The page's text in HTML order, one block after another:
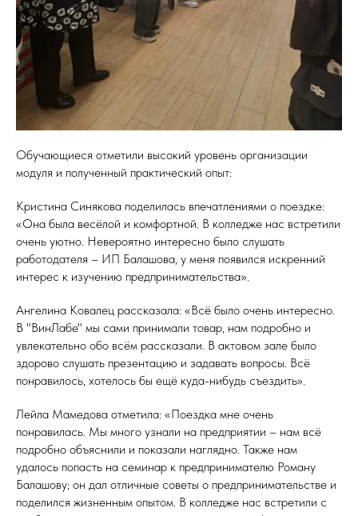
Обучающиеся отметили высокий уровень организации
модуля и полученный практический опыт:
Кристина Синякова поделилась впечатлениями о поездке:
«Она была весёлой и комфортной. В колледже нас встретили
очень уютно. Невероятно интересно было слушать
работодателя – ИП Балашова, у меня появился искренний
интерес к изучению предпринимательства».
Ангелина Ковалец рассказала: «Всё было очень интересно.
В "ВинЛабе" мы сами принимали товар, нам подробно и
увлекательно обо всём рассказали. В актовом зале было
здорово слушать презентацию и задавать вопросы. Всё
понравилось, хотелось бы ещё куда-нибудь съездить».
Лейла Мамедова отметила: «Поездка мне очень
понравилась. Мы много узнали на предприятии – нам всё
подробно объяснили и показали наглядно. Также нам
удалось попасть на семинар к предпринимателю Роману
Балашову; он дал отличные советы о предпринимательстве и
поделился жизненным опытом. В колледже нас встретили с